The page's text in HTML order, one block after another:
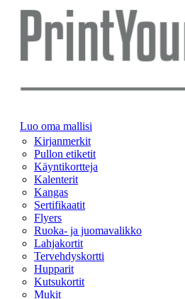
Luo oma mallisi
Kirjanmerkit
Pullon etiketit
Käyntikortteja
Kalenterit
Kangas
Sertifikaatit
Flyers
Ruoka- ja juomavalikko
Lahjakortit
Tervehdyskortti
Hupparit
Kutsukortit
Mukit